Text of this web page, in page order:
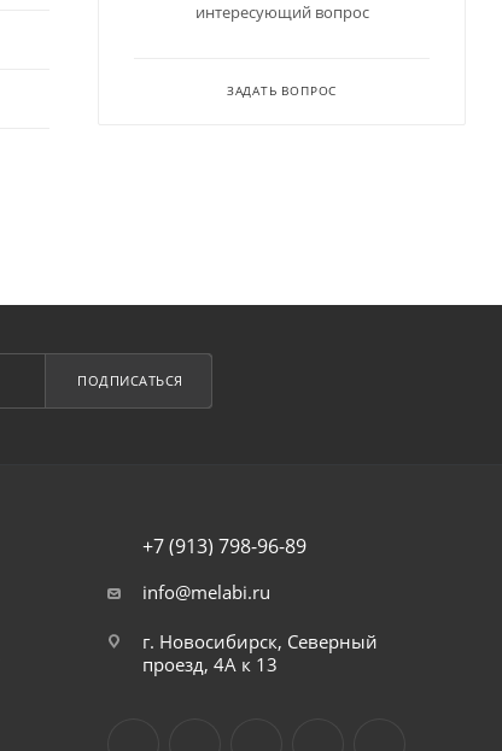
интересующий вопрос
ЗАДАТЬ ВОПРОС
ПОДПИСАТЬСЯ
+7 (913) 798-96-89
info@melabi.ru
г. Новосибирск, Северный
проезд, 4А к 13